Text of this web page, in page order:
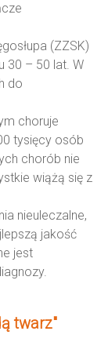
(ZZSK)
30 – 50 lat. W
do
choruje
tysięcy osób
chorób nie
wiążą się z
nieuleczalne,
jakość
jest
twarz"